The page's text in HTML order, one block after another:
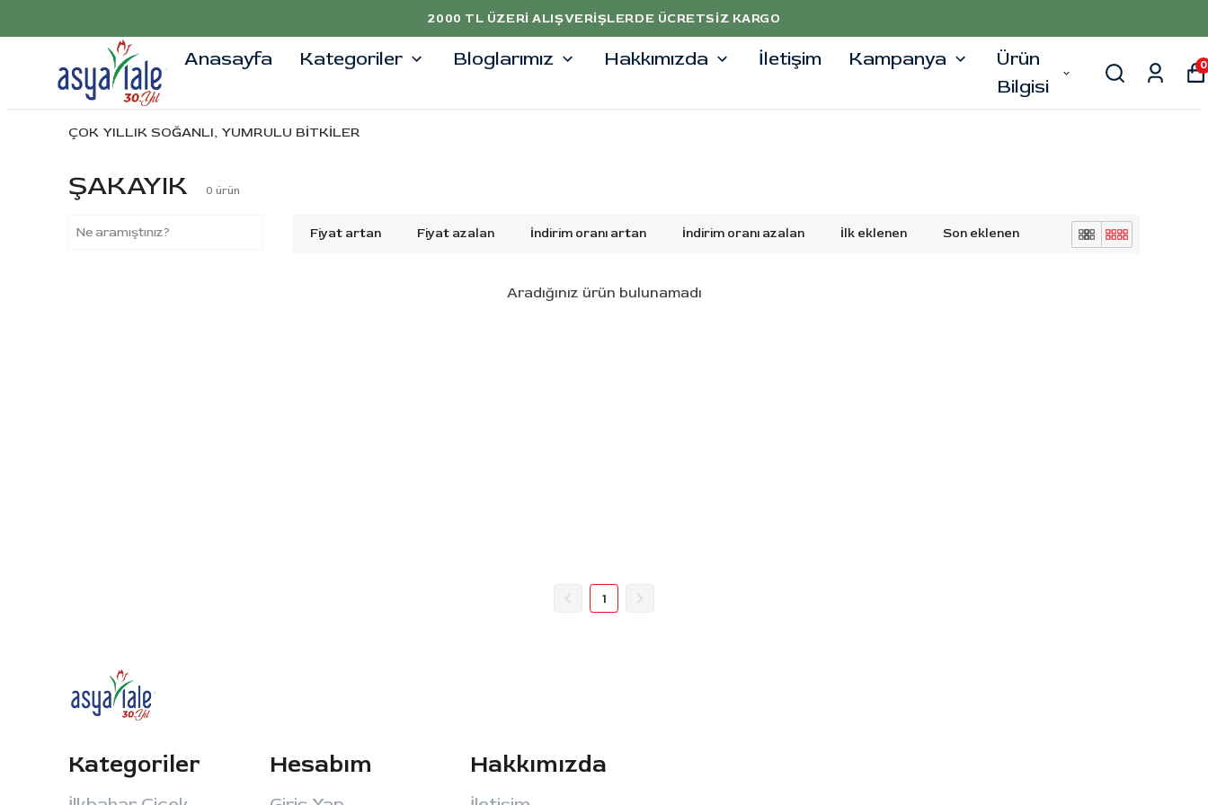
2000 TL ÜZERI ALIŞVERIŞLERDE ÜCRETSIZ KARGO
Anasayfa Kategoriler Bloglarımız Hakkımızda İletişim Kampanya
Ürün
Bilgisi
0
ÇOK YILLIK SOĞANLI, YUMRULU BİTKİLER
ŞAKAYIK 0 ürün
Fiyat artan Fiyat azalan İndirim oranı artan İndirim oranı azalan İlk eklenen Son eklenen
Aradığınız ürün bulunamadı
1
Kategoriler Hesabım Hakkımızda